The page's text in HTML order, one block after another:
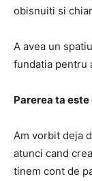
obisnuiti si
A avea un
fundatia pentru
Parerea ta
Am vorbit deja
atunci cand
tinem cont de